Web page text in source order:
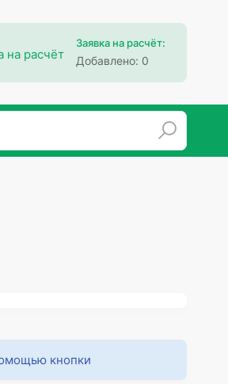
Заявка на расчёт:
Добавлено: 0
кнопки